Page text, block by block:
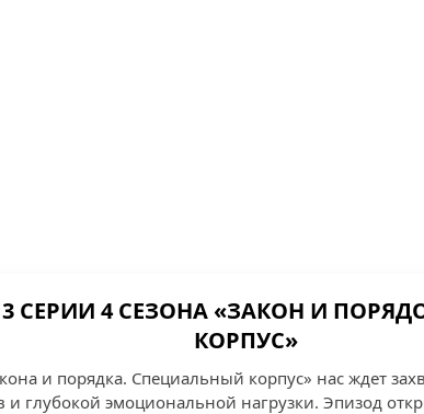
СЕРИИ 4 СЕЗОНА «ЗАКОН И
КОРПУС»
и порядка. Специальный корпус» нас ждет
глубокой эмоциональной нагрузки. Эпизод